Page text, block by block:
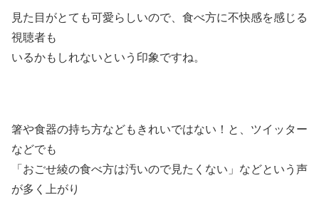
見た目がとても可愛らしいので、食べ方に不快感を感じる
視聴者も
いるかもしれないという印象ですね。
箸や食器の持ち方などもきれいではない！と、ツイッター
などでも
「おごせ綾の食べ方は汚いので見たくない」などという声
が多く上がり